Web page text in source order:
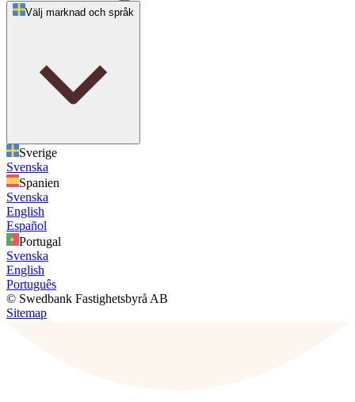
Välj marknad och språk
Sverige
Svenska
Spanien
Svenska
English
Español
Portugal
Svenska
English
Português
© Swedbank Fastighetsbyrå AB
Sitemap